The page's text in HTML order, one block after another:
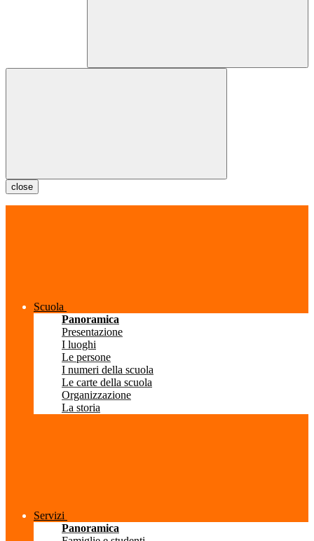
close
Scuola
Panoramica
Presentazione
I luoghi
Le persone
I numeri della scuola
Le carte della scuola
Organizzazione
La storia
Servizi
Panoramica